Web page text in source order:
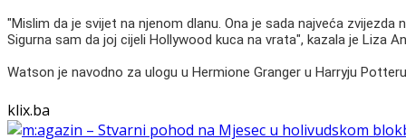
"Mislim da je svijet na njenom dlanu. Ona je sada najveća
Sigurna sam da joj cijeli Hollywood kuca na vrata", kazala je Liza
Watson je navodno za ulogu u Hermione Granger u Harryju
klix.ba